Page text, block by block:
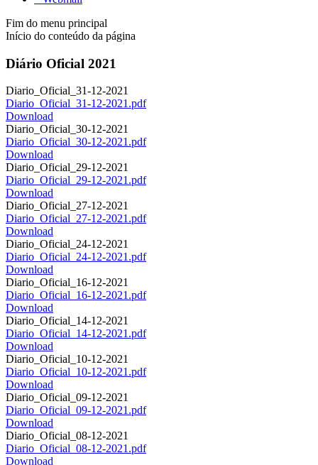
Fim do menu principal
Início do conteúdo da página
Diário Oficial 2021
Diario_Oficial_31-12-2021
Diario_Oficial_31-12-2021.pdf
Download
Diario_Oficial_30-12-2021
Diario_Oficial_30-12-2021.pdf
Download
Diario_Oficial_29-12-2021
Diario_Oficial_29-12-2021.pdf
Download
Diario_Oficial_27-12-2021
Diario_Oficial_27-12-2021.pdf
Download
Diario_Oficial_24-12-2021
Diario_Oficial_24-12-2021.pdf
Download
Diario_Oficial_16-12-2021
Diario_Oficial_16-12-2021.pdf
Download
Diario_Oficial_14-12-2021
Diario_Oficial_14-12-2021.pdf
Download
Diario_Oficial_10-12-2021
Diario_Oficial_10-12-2021.pdf
Download
Diario_Oficial_09-12-2021
Diario_Oficial_09-12-2021.pdf
Download
Diario_Oficial_08-12-2021
Diario_Oficial_08-12-2021.pdf
Download